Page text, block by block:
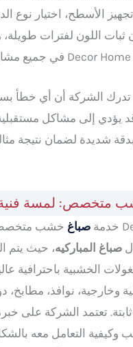
الأسطح، اختيار نوع
اللون لفترات طويلة،
تدرك الشركة أن أي خطأ
يؤدي إلى مشاكل
شديدة لضمان نتيجة
متخصص: لمسة
صباغ خشب
صباغ المباركيه، حيث يتم
الخشبية باحترافية
وخارجية، نوافذ، مطابخ،
تعتمد الشركة على
وكيفية التعامل معه